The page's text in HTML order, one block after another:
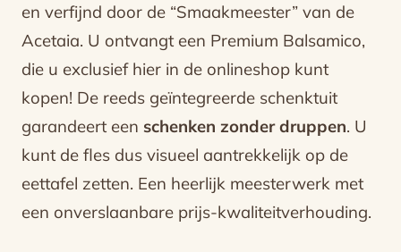
en verfijnd door de “Smaakmeester” van de
Acetaia. U ontvangt een Premium Balsamico,
die u exclusief hier in de onlineshop kunt
kopen! De reeds geïntegreerde schenktuit
garandeert een schenken zonder druppen. U
kunt de fles dus visueel aantrekkelijk op de
eettafel zetten. Een heerlijk meesterwerk met
een onverslaanbare prijs-kwaliteitverhouding.